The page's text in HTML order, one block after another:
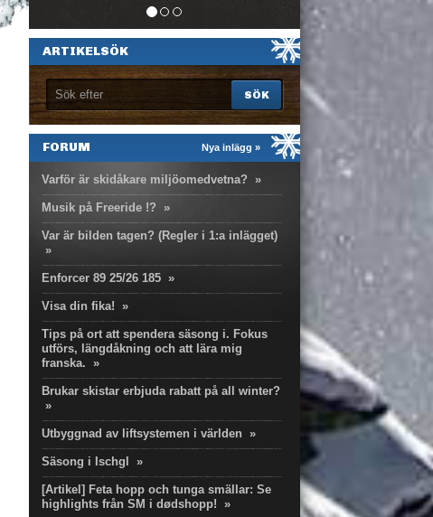
ARTIKELSÖK
Nya inlägg »
FORUM
Varför är skidåkare miljöomedvetna? »
Musik på Freeride !? »
Var är bilden tagen? (Regler i 1:a inlägget)
»
Enforcer 89 25/26 185 »
Visa din fika! »
Tips på ort att spendera säsong i. Fokus
utförs, längdåkning och att lära mig
franska. »
Brukar skistar erbjuda rabatt på all winter?
»
Utbyggnad av liftsystemen i världen »
Säsong i Ischgl »
[Artikel] Feta hopp och tunga smällar: Se
highlights från SM i dødshopp! »